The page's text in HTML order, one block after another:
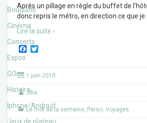
Bouquins
Cinéma
Concerts
Expos
GOne
Histoire
Iphone/Androïd
Après un pillage en règle du buffet de
donc repris le métro, en direction ce que je
Lire la suite ›
F
e
b
o
o
k
t
1 juin 2010
Jika
Le mot de la semaine, Perso, Voyages